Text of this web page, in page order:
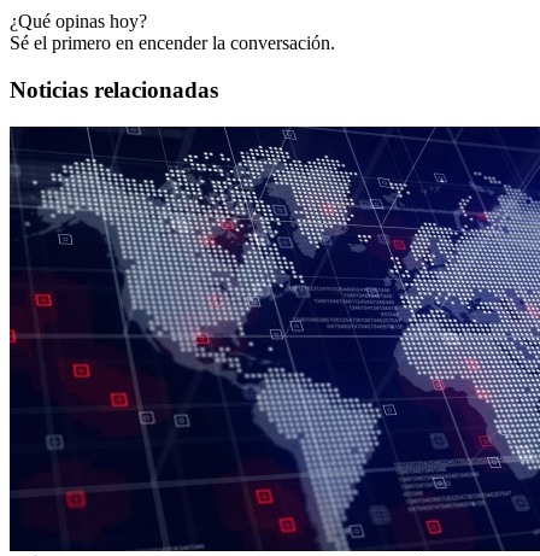
¿Qué opinas hoy?
Sé el primero en encender la conversación.
Noticias relacionadas